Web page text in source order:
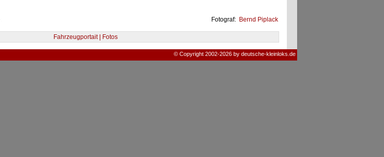
Fotograf: Bernd Piplack
Fahrzeugportait | Fotos
© Copyright 2002-2026 by deutsche-kleinloks.de